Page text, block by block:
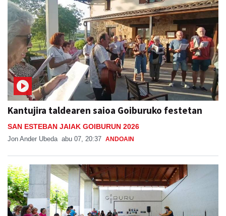
Kantujira taldearen saioa Goiburuko festetan
SAN ESTEBAN JAIAK GOIBURUN 2026
Jon Ander Ubeda abu 07, 20:37 ANDOAIN